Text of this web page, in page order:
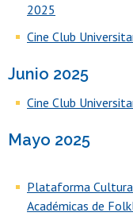
2025
Cine Club
Junio 2025
Cine Club
Mayo 2025
Plataforma
Académicas de